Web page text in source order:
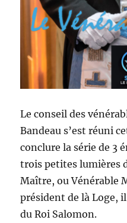
Le conseil des
Bandeau s’est réuni
conclure la série de 3
trois petites lumières
Maître, ou Vénérable
président de là Loge,
du Roi Salomon.